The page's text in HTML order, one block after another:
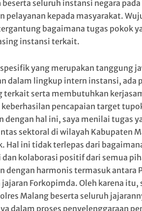
seluruh instansi negara
pelayanan kepada masyarakat.
bagaimana tugas pokok
instansi terkait.
yang merupakan tanggung
dalam lingkup intern instansi, ada
terkait serta membutuhkan
pencapaian target
dengan hal ini, saya menilai tugas
sektoral di wilayah Kabupaten
Hal ini tidak terlepas dari
dan kolaborasi positif dari semua
dengan harmonis termasuk antara
jajaran Forkopimda. Oleh karena itu,
Malang beserta seluruh
dalam proses penyelenggaraan